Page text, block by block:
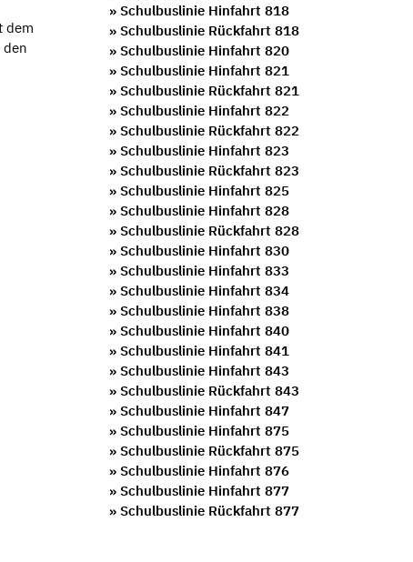
dem
» Schulbuslinie Hinfahrt 818
» Schulbuslinie Rückfahrt 818
» Schulbuslinie Hinfahrt 820
» Schulbuslinie Hinfahrt 821
» Schulbuslinie Rückfahrt 821
» Schulbuslinie Hinfahrt 822
» Schulbuslinie Rückfahrt 822
» Schulbuslinie Hinfahrt 823
» Schulbuslinie Rückfahrt 823
» Schulbuslinie Hinfahrt 825
» Schulbuslinie Hinfahrt 828
» Schulbuslinie Rückfahrt 828
» Schulbuslinie Hinfahrt 830
» Schulbuslinie Hinfahrt 833
» Schulbuslinie Hinfahrt 834
» Schulbuslinie Hinfahrt 838
» Schulbuslinie Hinfahrt 840
» Schulbuslinie Hinfahrt 841
» Schulbuslinie Hinfahrt 843
» Schulbuslinie Rückfahrt 843
» Schulbuslinie Hinfahrt 847
» Schulbuslinie Hinfahrt 875
» Schulbuslinie Rückfahrt 875
» Schulbuslinie Hinfahrt 876
» Schulbuslinie Hinfahrt 877
» Schulbuslinie Rückfahrt 877